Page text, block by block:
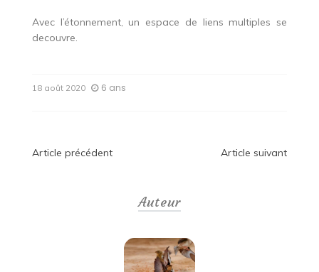
Avec l’étonnement, un espace de liens multiples se
decouvre.
18 août 2020 6 ans
Navigation
Article précédent Article suivant
Auteur